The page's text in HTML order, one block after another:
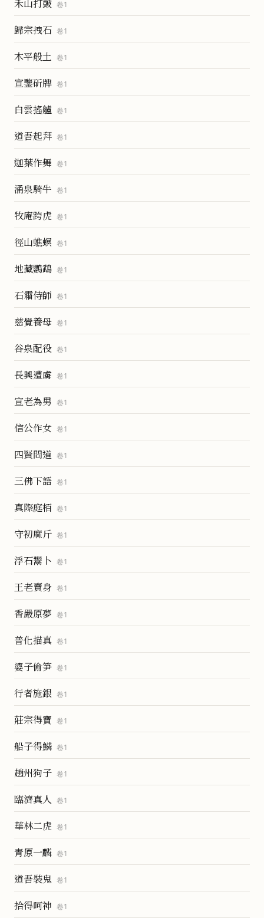
禾山打皷 卷1
歸宗拽石 卷1
木平般土 卷1
宣鑒斫牌 卷1
白雲搖艫 卷1
道吾起拜 卷1
迦葉作舞 卷1
涌泉騎牛 卷1
牧庵跨虎 卷1
徑山蟭螟 卷1
地藏鸚鵡 卷1
石霜侍師 卷1
慈覺養母 卷1
谷泉配役 卷1
長興遭虜 卷1
宣老為男 卷1
信公作女 卷1
四賢問道 卷1
三佛下語 卷1
真際庭栢 卷1
守初麻斤 卷1
浮石鬻卜 卷1
王老賣身 卷1
香嚴原夢 卷1
普化描真 卷1
婆子偷笋 卷1
行者施銀 卷1
莊宗得寶 卷1
船子得鱗 卷1
趙州狗子 卷1
臨濟真人 卷1
華林二虎 卷1
青原一麟 卷1
道吾裝鬼 卷1
拾得呵神 卷1